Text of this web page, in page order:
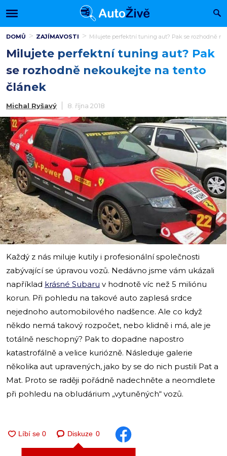
DOMŮ ZAJÍMAVOSTI Milujete perfektní tuning aut? Pak se rozhodně
Milujete perfektní tuning aut? Pak
se rozhodně nekoukejte na tento
článek
Michal Ryšavý 8. října 2018
Každý z nás miluje kutily i profesionální společnosti
zabývající se úpravou vozů. Nedávno jsme vám ukázali
například krásné Subaru v hodnotě víc než 5 miliónu
korun. Při pohledu na takové auto zaplesá srdce
nejednoho automobilového nadšence. Ale co když
někdo nemá takový rozpočet, nebo klidně i má, ale je
totálně neschopný? Pak to dopadne napostro
katastrofálně a velice kuriózně. Následuje galerie
několika aut upravených, jako by se do nich pustili Pat a
Mat. Proto se raději pořádně nadechněte a neomdlete
při pohledu na obludárium „vytuněných“ vozů.
Diskuze 0